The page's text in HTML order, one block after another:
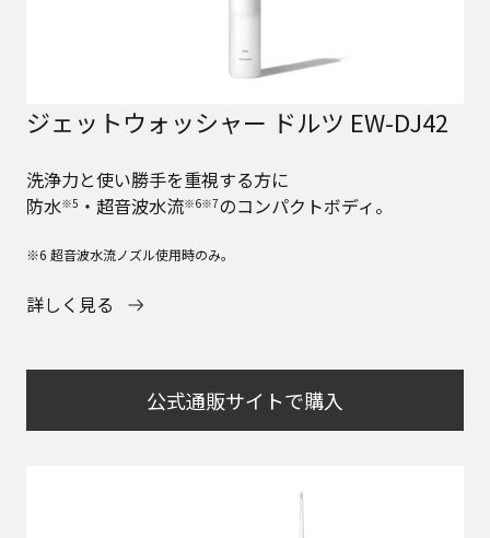
ジェットウォッシャー ドルツ EW-DJ42
洗浄力と使い勝手を重視する方に
防水※5 ・超音波水流※6※7のコンパクトボディ。
※6 超音波水流ノズル使用時のみ。
詳しく見る
公式通販サイトで購入